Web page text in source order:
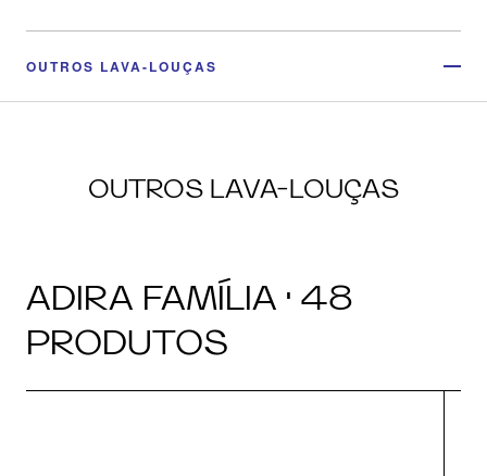
OUTROS LAVA-LOUÇAS
OUTROS LAVA-LOUÇAS
ADIRA FAMÍLIA · 48
PRODUTOS